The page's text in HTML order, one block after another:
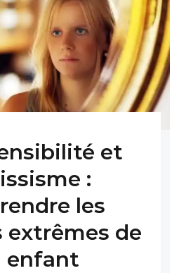
et
:
les
extrêmes de
enfant